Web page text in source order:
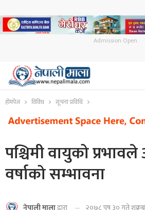
Admission Open
होमपेज विविध सूचना प्रविधि
पश्चिमी वायुको
वर्षाको सम्भावना
२०७८ पुष ३० गते